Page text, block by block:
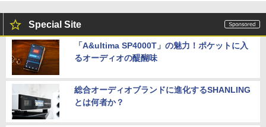
Special Site
「A&ultima SP4000T」の魅力！ポケットに入
るオーディオの醍醐味
総合オーディオブランドに進化するSHANLING
とは何者か？